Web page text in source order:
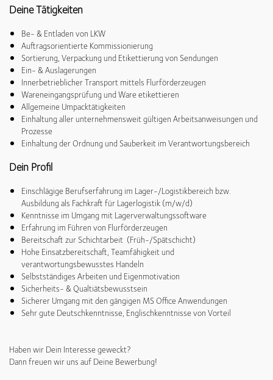
Deine Tätigkeiten
Be- & Entladen von LKW
Auftragsorientierte Kommissionierung
Sortierung, Verpackung und Etikettierung von Sendungen
Ein- & Auslagerungen
Innerbetrieblicher Transport mittels Flurförderzeugen
Wareneingangsprüfung und Ware etikettieren
Allgemeine Umpacktätigkeiten
Einhaltung aller unternehmensweit gültigen Arbeitsanweisungen und
Prozesse
Einhaltung der Ordnung und Sauberkeit im Verantwortungsbereich
Dein Profil
Einschlägige Berufserfahrung im Lager-/Logistikbereich bzw.
Ausbildung als Fachkraft für Lagerlogistik (m/w/d)
Kenntnisse im Umgang mit Lagerverwaltungssoftware
Erfahrung im Führen von Flurförderzeugen
Bereitschaft zur Schichtarbeit (Früh-/Spätschicht)
Hohe Einsatzbereitschaft, Teamfähigkeit und
verantwortungsbewusstes Handeln
Selbstständiges Arbeiten und Eigenmotivation
Sicherheits- & Qualtiätsbewusstsein
Sicherer Umgang mit den gängigen MS Office Anwendungen
Sehr gute Deutschkenntnisse, Englischkenntnisse von Vorteil
Haben wir Dein Interesse geweckt?
Dann freuen wir uns auf Deine Bewerbung!